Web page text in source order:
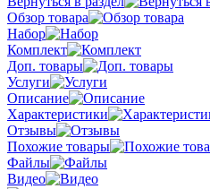
Обзор товара
Набор
Комплект
Доп. товары
Услуги
Описание
Характеристики
Отзывы
Похожие товары
Файлы
Видео